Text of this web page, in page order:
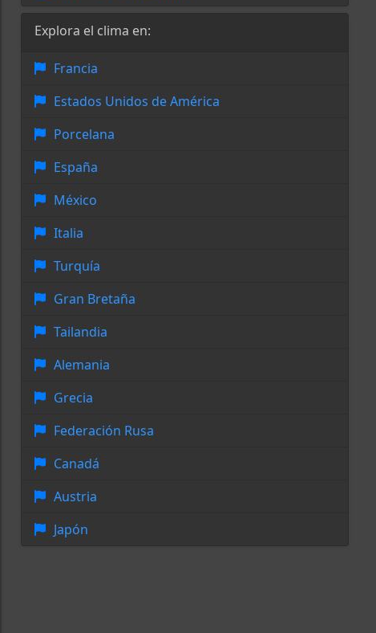
Explora el clima en:
Francia
Estados Unidos de América
Porcelana
España
México
Italia
Turquía
Gran Bretaña
Tailandia
Alemania
Grecia
Federación Rusa
Canadá
Austria
Japón